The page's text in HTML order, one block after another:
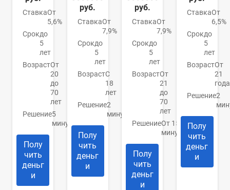
СтавкаОт
5,6%
Срокдо
5
лет
ВозрастОт
20
до
70
лет
Решение5
минут
Полу
чить
деньг
и
руб.
СтавкаОт
7,9%
Срокдо
5
лет
ВозрастС
18
лет
Решение2
минуты
Полу
чить
деньг
и
руб.
СтавкаОт
7,9%
Срокдо
5
лет
ВозрастОт
21
до
70
лет
РешениеОт 15
минут
Полу
чить
деньг
и
СтавкаОт
6,5%
Срокдо
5
лет
ВозрастОт
21
года
Решение2
Полу
чить
деньг
и